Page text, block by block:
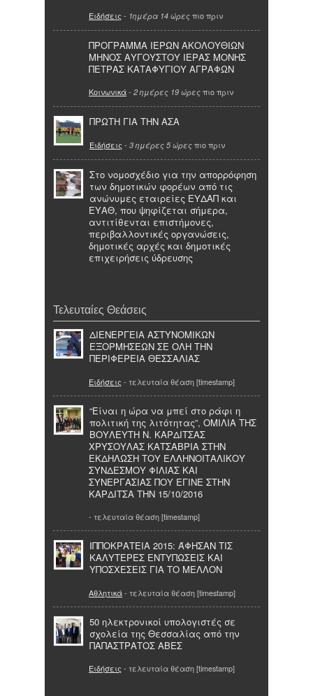
Ειδήσεις - 1ημέρα 14 ώρες πιο πριν
ΠΡΟΓΡΑΜΜΑ ΙΕΡΩΝ ΑΚΟΛΟΥΘΙΩΝ
ΜΗΝΟΣ ΑΥΓΟΥΣΤΟΥ ΙΕΡΑΣ ΜΟΝΗΣ
ΠΕΤΡΑΣ ΚΑΤΑΦΥΓΙΟΥ ΑΓΡΑΦΩΝ
Κοινωνικά- 2 ημέρες 19 ώρες πιο πριν
ΠΡΩΤΗ ΓΙΑ ΤΗΝ ΑΣΑ
Ειδήσεις - 3 ημέρες 5 ώρες πιο πριν
Στο νομοσχέδιο για την απορρόφηση
των δημοτικών φορέων από τις
ανώνυμες εταιρείες ΕΥΔΑΠ και
ΕΥΑΘ, που ψηφίζεται σήμερα,
αντιτίθενται επιστήμονες,
περιβαλλοντικές οργανώσεις,
δημοτικές αρχές και δημοτικές
επιχειρήσεις ύδρευσης
Τελευταίες Θεάσεις
ΔΙΕΝΕΡΓΕΙΑ ΑΣΤΥΝΟΜΙΚΩΝ
ΕΞΟΡΜΗΣΕΩΝ ΣΕ ΟΛΗ ΤΗΝ
ΠΕΡΙΦΕΡΕΙΑ ΘΕΣΣΑΛΙΑΣ
Ειδήσεις - τελευταία θέαση [timestamp]
“Eίναι η ώρα να μπεί στο ράφι η
πολιτική της λιτότητας”, ΟΜΙΛΙΑ ΤΗΣ
ΒΟΥΛΕΥΤΗ Ν. ΚΑΡΔΙΤΣΑΣ
ΧΡΥΣΟΥΛΑΣ ΚΑΤΣΑΒΡΙΑ ΣΤΗΝ
ΕΚΔΗΛΩΣΗ ΤΟΥ ΕΛΛΗΝΟΙΤΑΛΙΚΟΥ
ΣΥΝΔΕΣΜΟΥ ΦΙΛΙΑΣ ΚΑΙ
ΣΥΝΕΡΓΑΣΙΑΣ ΠΟΥ ΕΓΙΝΕ ΣΤΗΝ
ΚΑΡΔΙΤΣΑ ΤΗΝ 15/10/2016
- τελευταία θέαση [timestamp]
ΙΠΠΟΚΡΑΤΕΙΑ 2015: ΆΦΗΣΑΝ ΤΙΣ
ΚΑΛΥΤΕΡΕΣ ΕΝΤΥΠΩΣΕΙΣ ΚΑΙ
ΥΠΟΣΧΕΣΕΙΣ ΓΙΑ ΤΟ ΜΕΛΛΟΝ
Αθλητικά- τελευταία θέαση [timestamp]
50 ηλεκτρονικοί υπολογιστές σε
σχολεία της Θεσσαλίας από την
ΠΑΠΑΣΤΡΑΤΟΣ ΑΒΕΣ
Ειδήσεις - τελευταία θέαση [timestamp]